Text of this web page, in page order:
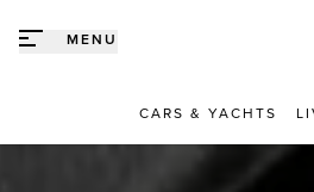
MENU
CARS & YACHTS